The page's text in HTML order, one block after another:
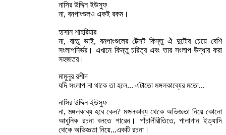
নাসির উদ্দিন ইউসুফ
না, বনপাংশুলও একই রকম।
হাসান শাহরিয়ার
না, বাচ্চু ভাই, বনপাংশুলের টেক্সট কিন্তু ঐ দুটোর চেয়ে বেশি
সংলাপনির্ভর। এখানে কিন্তু চরিত্র এবং তার সংলাপ উদ্ধার করা
সহজতর।
মামুনুর রশীদ
যদি সংলাপ না থাকে তা হলে... এটাতো মঙ্গলকাব্যের মতো...
নাসির উদ্দিন ইউসুফ
না, মঙ্গলকাব্য হবে কেন? মঙ্গলকাব্য থেকে অভিজ্ঞতা নিয়ে কোনো
আধুনিক রচনা বলতে পারেন। পাঁচালীরীতিতে, পালাগান ইত্যাদি
থেকে অভিজ্ঞতা নিয়ে...একটি রচনা।